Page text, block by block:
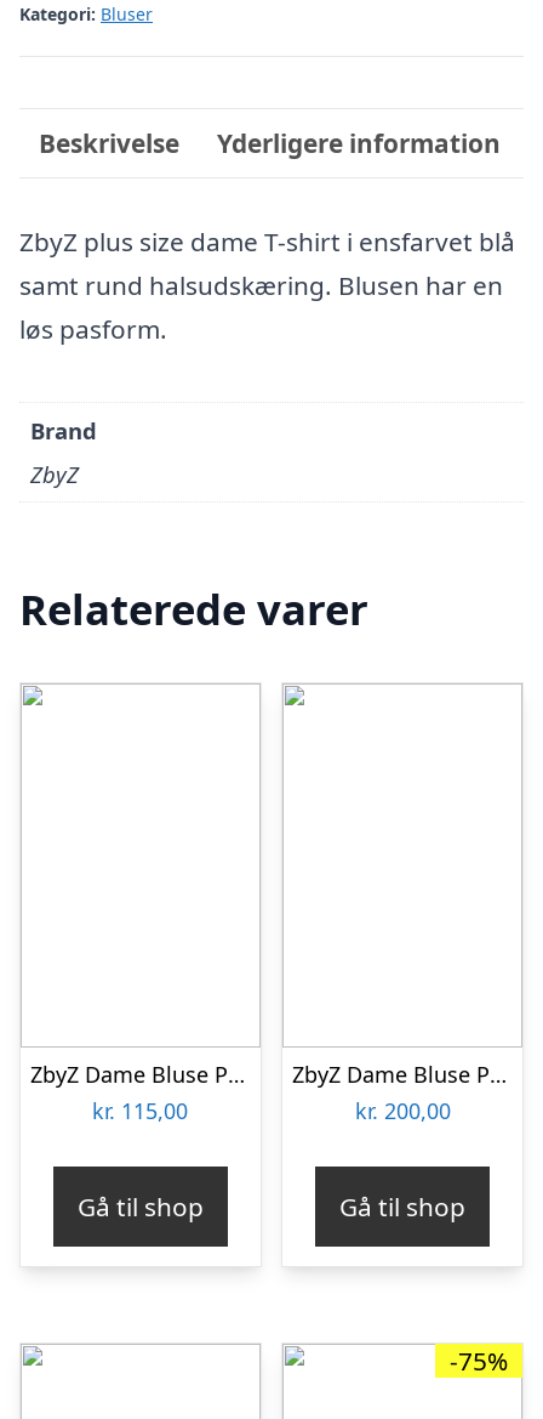
Kategori: Bluser
Beskrivelse Yderligere information
ZbyZ plus size dame T-shirt i ensfarvet blå
samt rund halsudskæring. Blusen har en
løs pasform.
Brand
ZbyZ
Relaterede varer
ZbyZ Dame Bluse Plus Size – Print 1 – 42/44
kr. 115,00
Gå til shop
ZbyZ Dame Bluse Plus Size – Khaki Combi – 54/56
kr. 200,00
Gå til shop
-75%